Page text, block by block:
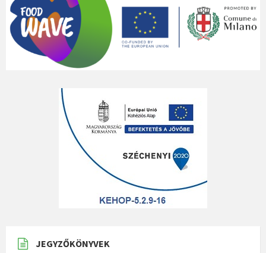
JEGYZŐKÖNYVEK